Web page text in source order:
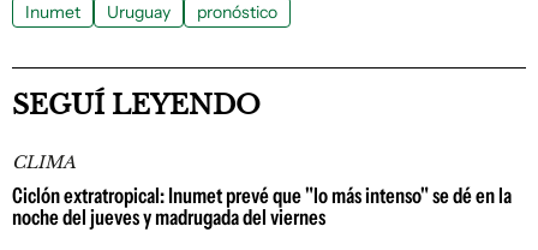
Inumet Uruguay pronóstico
SEGUÍ LEYENDO
CLIMA
Ciclón extratropical: Inumet prevé que "lo más intenso" se dé en la
noche del jueves y madrugada del viernes